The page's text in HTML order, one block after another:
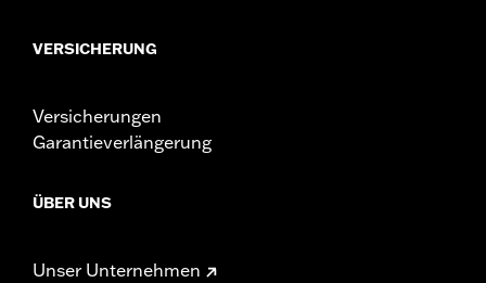
VERSICHERUNG
Versicherungen
Garantieverlängerung
ÜBER UNS
Unser Unternehmen